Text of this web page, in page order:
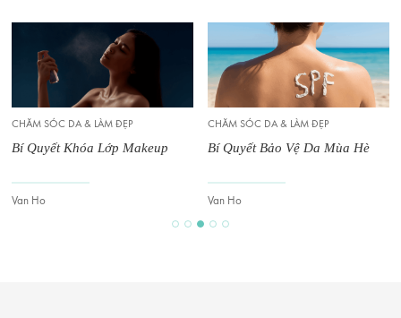
CHĂM SÓC DA & LÀM ĐẸP
Bí Quyết Khóa Lớp Makeup
Van Ho
CHĂM SÓC DA & LÀM ĐẸP
Bí Quyết Bảo Vệ Da Mùa Hè
Van Ho